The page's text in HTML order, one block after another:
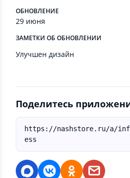
ОБНОВЛЕНИЕ
29 июня
ЗАМЕТКИ ОБ ОБНОВЛЕНИИ
Улучшен дизайн
Поделитесь
https://nashstore.ru/a/
ess